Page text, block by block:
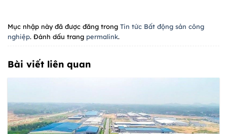
Mục nhập này đã được đăng trong Tin tức Bất động sản công
nghiệp. Đánh dấu trang permalink.
Bài viết liên quan